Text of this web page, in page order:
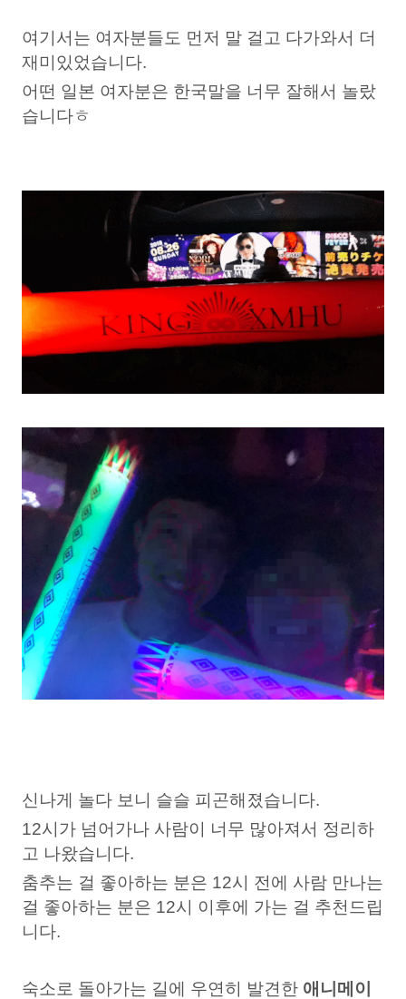
여기서는 여자분들도 먼저 말 걸고 다가와서 더
재미있었습니다.
어떤 일본 여자분은 한국말을 너무 잘해서 놀랐
습니다ㅎ
신나게 놀다 보니 슬슬 피곤해졌습니다.
12시가 넘어가나 사람이 너무 많아져서 정리하
고 나왔습니다.
춤추는 걸 좋아하는 분은 12시 전에 사람 만나는
걸 좋아하는 분은 12시 이후에 가는 걸 추천드립
니다.
숙소로 돌아가는 길에 우연히 발견한 애니메이